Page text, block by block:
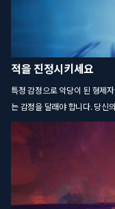
적을 진정시키세요
특정 감정으로 악당이 된 형제
는 감정을 달래야 합니다. 당신